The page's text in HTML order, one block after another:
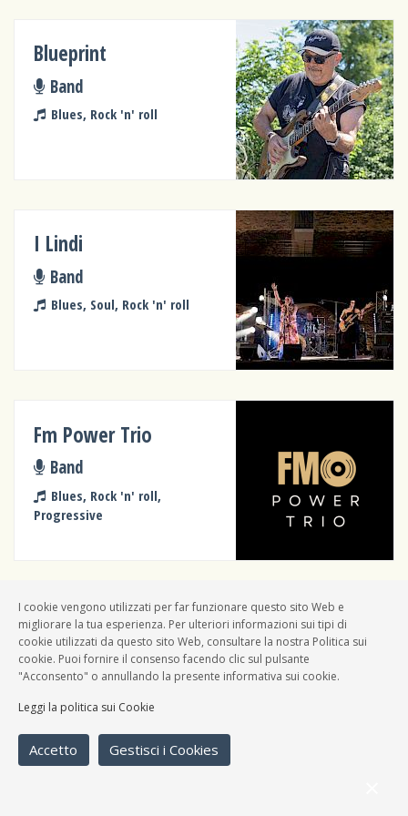
Blueprint
Band
Blues, Rock 'n' roll
I Lindi
Band
Blues, Soul, Rock 'n' roll
Fm Power Trio
Band
Blues, Rock 'n' roll,
Progressive
Odd Socks
Band
Blues, Jazz
I cookie vengono utilizzati per far funzionare questo sito Web e
migliorare la tua esperienza. Per ulteriori informazioni sui tipi di
cookie utilizzati da questo sito Web, consultare la nostra Politica sui
cookie. Puoi fornire il consenso facendo clic sul pulsante
"Acconsento" o annullando la presente informativa sui cookie.
Leggi la politica sui Cookie
Accetto Gestisci i Cookies